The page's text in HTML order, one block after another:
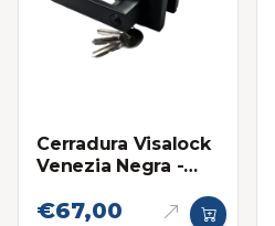
Cerradura Visalock
Venezia Negra -
€67,00